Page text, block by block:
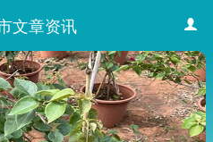
文章资讯